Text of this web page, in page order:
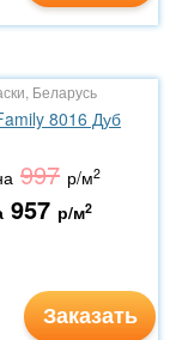
Беларусь
8016 Дуб
997 р/м2
957 р/м2
Заказать